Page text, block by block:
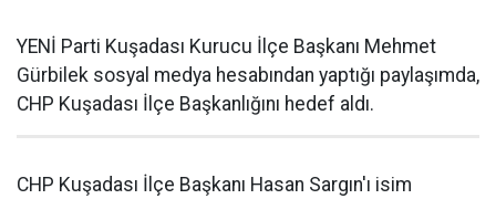
YENİ Parti Kuşadası Kurucu İlçe Başkanı Mehmet
Gürbilek sosyal medya hesabından yaptığı paylaşımda,
CHP Kuşadası İlçe Başkanlığını hedef aldı.
CHP Kuşadası İlçe Başkanı Hasan Sargın'ı isim